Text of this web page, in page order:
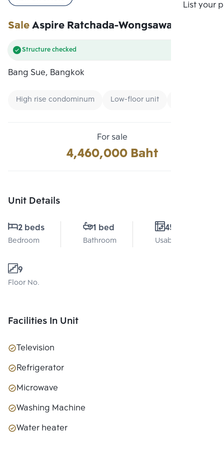
List your
SaleAspire Ratchada-Wongsawang
Structure checked
Bang Sue, Bangkok
High rise condominum Low-floor unit
For sale
4,460,000 Baht
Unit Details
2 beds
Bedroom
1 bed
Bathroom
45 Sq.m.
Usable area
9
Floor No.
Facilities In Unit
Television
Refrigerator
Microwave
Washing Machine
Water heater